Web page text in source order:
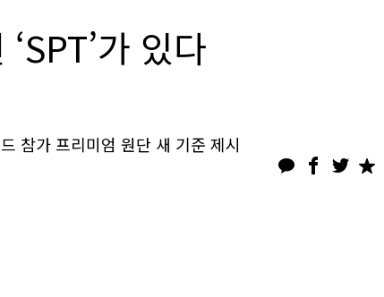
가 있다
참가 프리미엄 원단 새 기준 제시